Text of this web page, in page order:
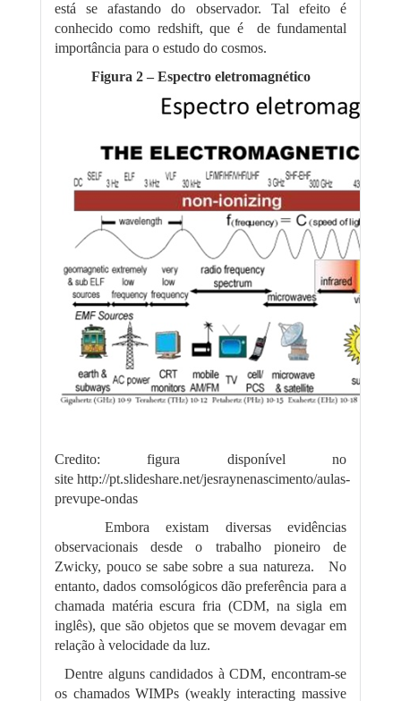
está se afastando do observador. Tal efeito é
conhecido como redshift, que é de fundamental
importância para o estudo do cosmos.
Figura 2 – Espectro eletromagnético
Credito: figura disponível no
site http://pt.slideshare.net/jesraynenascimento/aulas-
prevupe-ondas
Embora existam diversas evidências
observacionais desde o trabalho pioneiro de
Zwicky, pouco se sabe sobre a sua natureza. No
entanto, dados comsológicos dão preferência para a
chamada matéria escura fria (CDM, na sigla em
inglês), que são objetos que se movem devagar em
relação à velocidade da luz.
Dentre alguns candidados à CDM, encontram-se
os chamados WIMPs (weakly interacting massive